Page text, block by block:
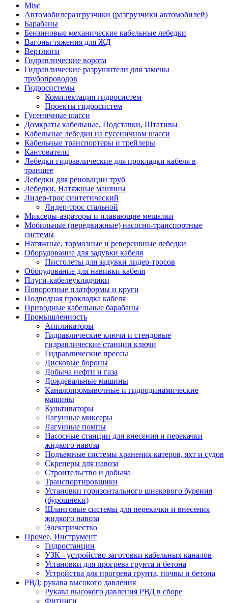
Misc
Автомобилеразгрузчики (разгрузчики автомобилей)
Барабаны
Бензиновые механические кабельные лебедки
Вагоны тяжения для ЖД
Вертлюги
Гидравлические ворота
Гидравлические разрушители для замены
трубопроводов
Гидросистемы
Комплектация гидросистем
Проекты гидросистем
Гусеничные шасси
Домкраты кабельные, Подставки, Штативы
Кабельные лебедки на гусеничном шасси
Кабельные транспортеры и трейлеры
Кантователи
Лебедки гидравлические для прокладки кабеля в
траншее
Лебедки для реновации труб
Лебедки, Натяжные машины
Лидер-трос синтетический
Лидер-трос стальной
Миксеры-аэраторы и плавающие мешалки
Мобильные (передвижные) насосно-транспортные
системы
Натяжные, тормозные и реверсивные лебедки
Оборудование для задувки кабеля
Пистолеты для задувки лидер-тросов
Оборудование для навивки кабеля
Плуги-кабелеукладчики
Поворотные платформы и круги
Подводная прокладка кабеля
Приводные кабельные барабаны
Промышленность
Аппликаторы
Гидравлические ключи и стендовые
гидравлические станции ключи
Гидравлические прессы
Дисковые бороны
Добыча нефти и газа
Дождевальные машины
Каналопромывочные и гидродинамические
машины
Культиваторы
Лагунные миксеры
Лагунные помпы
Насосные станции для внесения и перекачки
жидкого навоза
Подъемные системы хранения катеров, яхт и судов
Скреперы для навоза
Строительство и добыча
Транспортировщики
Установки горизонтального шнекового бурения
(бурошнеки)
Шланговые системы для перекачки и внесения
жидкого навоза
Электричество
Прочее, Инструмент
Гидростанции
УЗК - устройство заготовки кабельных каналов
Установки для прогрева грунта и бетона
Устройства для прогрева грунта, почвы и бетона
РВД: рукава высокого давления
Рукава высокого давления РВД в сборе
Фитинги